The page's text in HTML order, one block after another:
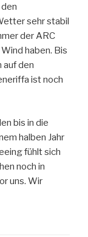
sehr stabil
der ARC
haben. Bis
auf den
ist noch
bis in die
halben Jahr
fühlt sich
noch in
uns. Wir